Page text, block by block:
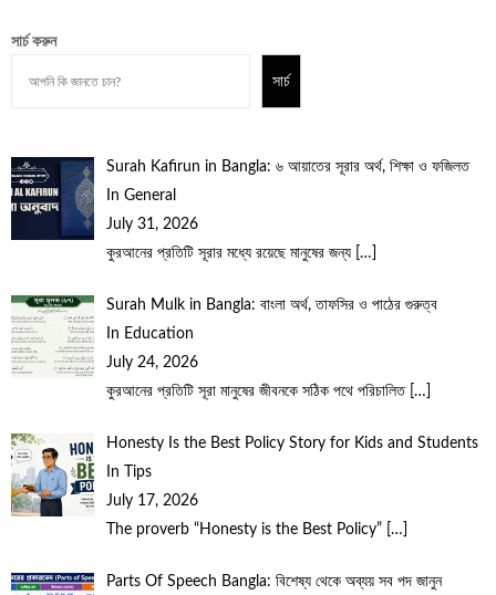
সার্চ করুন
সার্চ
Surah Kafirun in Bangla: ৬ আয়াতের সূরার অর্থ, শিক্ষা ও ফজিলত
In General
July 31, 2026
কুরআনের প্রতিটি সূরার মধ্যে রয়েছে মানুষের জন্য […]
Surah Mulk in Bangla: বাংলা অর্থ, তাফসির ও পাঠের গুরুত্ব
In Education
July 24, 2026
কুরআনের প্রতিটি সূরা মানুষের জীবনকে সঠিক পথে পরিচালিত […]
Honesty Is the Best Policy Story for Kids and Students
In Tips
July 17, 2026
The proverb “Honesty is the Best Policy”
[…]
Parts Of Speech Bangla: বিশেষ্য থেকে অব্যয় সব পদ জানুন